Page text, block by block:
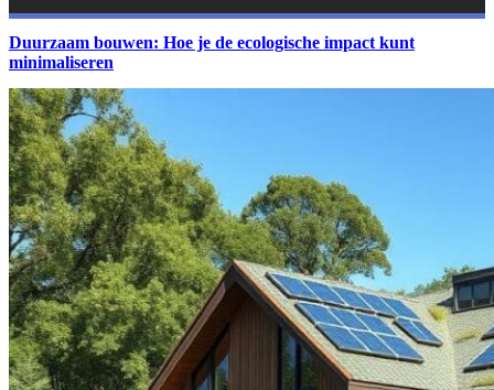
Duurzaam bouwen: Hoe je de ecologische impact kunt
minimaliseren